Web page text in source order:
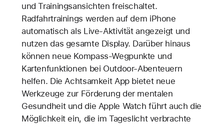
und Trainingsansichten freischaltet.
Radfahrtrainings werden auf dem iPhone
automatisch als Live-Aktivität angezeigt und
nutzen das gesamte Display. Darüber hinaus
können neue Kompass-Wegpunkte und
Kartenfunktionen bei Outdoor-Abenteuern
helfen. Die Achtsamkeit App bietet neue
Werkzeuge zur Förderung der mentalen
Gesundheit und die Apple Watch führt auch die
Möglichkeit ein, die im Tageslicht verbrachte